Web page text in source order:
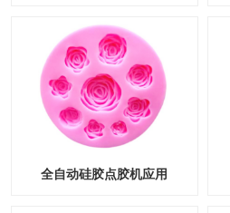
全自动硅胶点胶机应用